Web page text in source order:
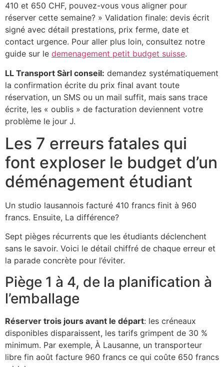
410 et 650 CHF, pouvez-vous vous aligner pour
réserver cette semaine? » Validation finale: devis écrit
signé avec détail prestations, prix ferme, date et
contact urgence. Pour aller plus loin, consultez notre
guide sur le demenagement petit budget suisse.
LL Transport Sàrl conseil: demandez systématiquement
la confirmation écrite du prix final avant toute
réservation, un SMS ou un mail suffit, mais sans trace
écrite, les « oublis » de facturation deviennent votre
problème le jour J.
Les 7 erreurs fatales qui
font exploser le budget d’un
déménagement étudiant
Un studio lausannois facturé 410 francs finit à 960
francs. Ensuite, La différence?
Sept pièges récurrents que les étudiants déclenchent
sans le savoir. Voici le détail chiffré de chaque erreur et
la parade concrète pour l’éviter.
Piège 1 à 4, de la planification à
l’emballage
Réserver trois jours avant le départ: les créneaux
disponibles disparaissent, les tarifs grimpent de 30 %
minimum. Par exemple, À Lausanne, un transporteur
libre fin août facture 960 francs ce qui coûte 650 francs